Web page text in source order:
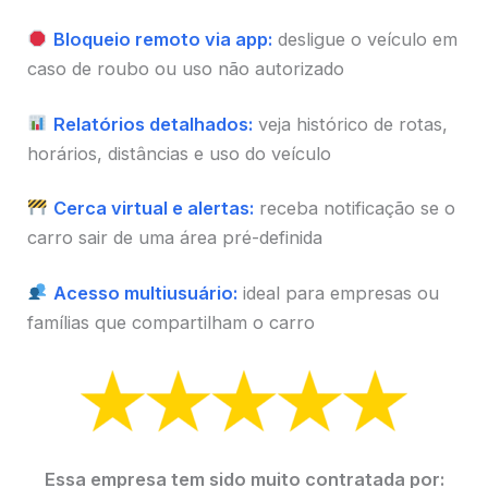
Bloqueio remoto via app: desligue o veículo em
caso de roubo ou uso não autorizado
Relatórios detalhados: veja histórico de rotas,
horários, distâncias e uso do veículo
Cerca virtual e alertas: receba notificação se o
carro sair de uma área pré-definida
Acesso multiusuário: ideal para empresas ou
famílias que compartilham o carro
Essa empresa tem sido muito contratada por: